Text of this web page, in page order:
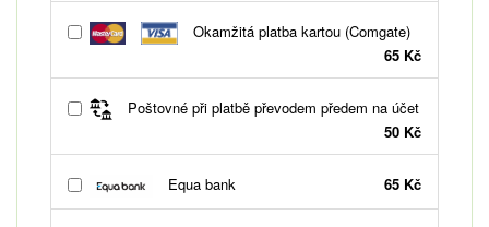
Okamžitá platba kartou (Comgate)
65 Kč
Poštovné při platbě převodem předem na účet
50 Kč
Equa bank 65 Kč